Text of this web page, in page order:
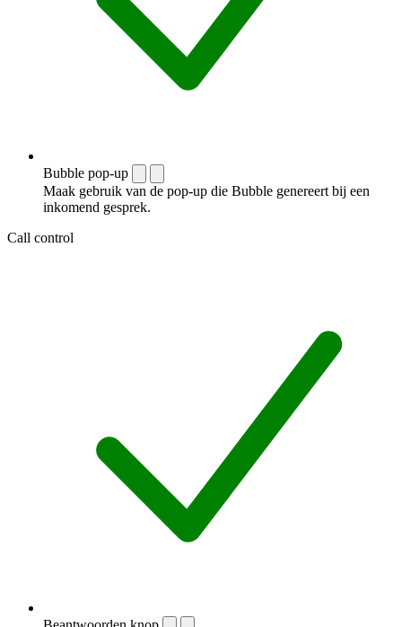
Bubble pop-up
Maak gebruik van de pop-up die Bubble genereert bij een
inkomend gesprek.
Call control